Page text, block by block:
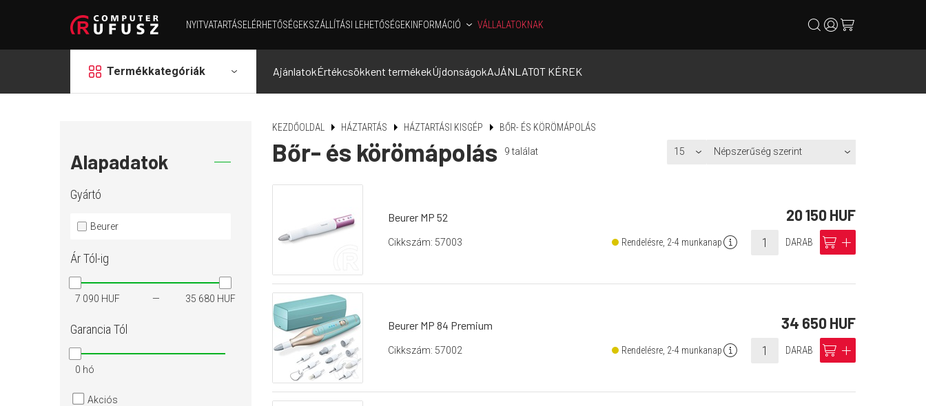
NYITVATARTÁSELÉRHETŐSÉGEKSZÁLLÍTÁSI LEHETŐSÉGEKINFORMÁCIÓ VÁLLALATOKNAK search usercart
grid Termékkategóriák AjánlatokÉrtékcsökkent termékekÚjdonságokAJÁNLATOT KÉREK
KEZDŐOLDAL HÁZTARTÁS HÁZTARTÁSI KISGÉP BŐR- ÉS KÖRÖMÁPOLÁS
Bőr- és körömápolás 9 találat
Beurer MP 52 20 150 HUF
Cikkszám: 57003 Rendelésre, 2-4 munkanapinfo DARAB cart add
Beurer MP 84 Premium 34 650 HUF
Cikkszám: 57002 Rendelésre, 2-4 munkanapinfo DARAB cart add
Alapadatok
Gyártó
Beurer
ÁrTól-ig
7 090 HUF 35 680 HUF
Garancia Tól
0 hó
Akciós